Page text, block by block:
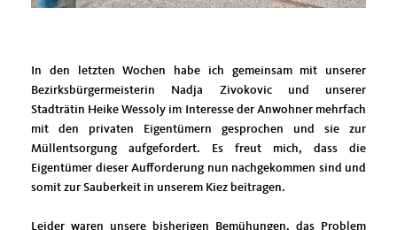
In den letzten Wochen habe ich gemeinsam mit unserer
Bezirksbürgermeisterin Nadja Zivokovic und unserer
Stadträtin Heike Wessoly im Interesse der Anwohner mehrfach
mit den privaten Eigentümern gesprochen und sie zur
Müllentsorgung aufgefordert. Es freut mich, dass die
Eigentümer dieser Aufforderung nun nachgekommen sind und
somit zur Sauberkeit in unserem Kiez beitragen.
Leider waren unsere bisherigen Bemühungen, das Problem